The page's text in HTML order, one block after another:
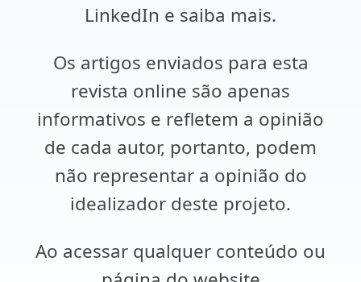
LinkedIn e saiba mais.
Os artigos enviados para esta
revista online são apenas
informativos e refletem a opinião
de cada autor, portanto, podem
não representar a opinião do
idealizador deste projeto.
Ao acessar qualquer conteúdo ou